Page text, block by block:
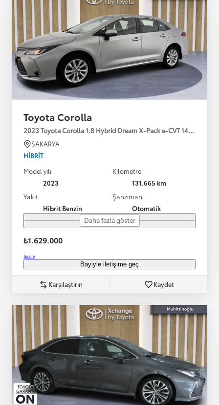
Toyota Corolla
2023 Toyota Corolla 1.8 Hybrid Dream X-Pack e-CVT 140HP
SAKARYA
HIBRIT
Model yılı
2023
Kilometre
131.665 km
Yakıt
Hibrit Benzin
Şanzıman
Otomatik
Daha fazla göster
₺1.629.000
İncele
Bayiyle iletişime geç
Karşılaştırın Kaydet